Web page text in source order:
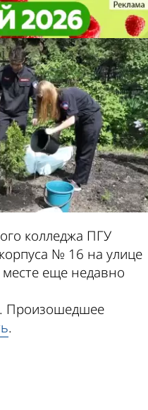
спиленной
туи
колледжа ПГУ
№ 16 на улице
еще недавно
Произошедшее
.
спиленной
туи